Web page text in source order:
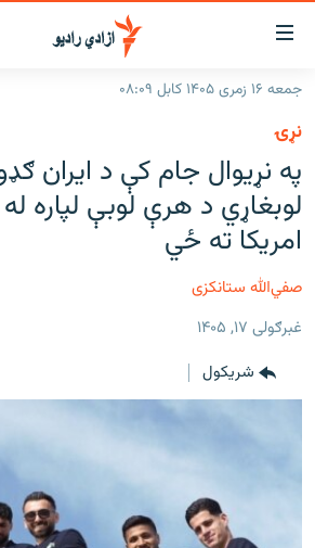
د
لاسرسۍ
وړ
لېنکونه
اصلي
متن
ته
ورتلل
اصلي
مېنو
ته
ورتلل
پاڼې
راپورونه
افغانستان
سیمه
منځنی ختیځ
خبرونه
افغانستان
نړۍ
د خپرونو جدول
ورزش
جمعه ۱۶ زمری ۱۴۰۵ کابل ۰۸:۰۹
نړۍ
په نړیوال جام کې د ایران
لوبغاړي د هرې لوبې لپاره
امریکا ته ځي
صفي‌الله ستانکزی
غبرګولی ۱۷, ۱۴۰۵
شريکول